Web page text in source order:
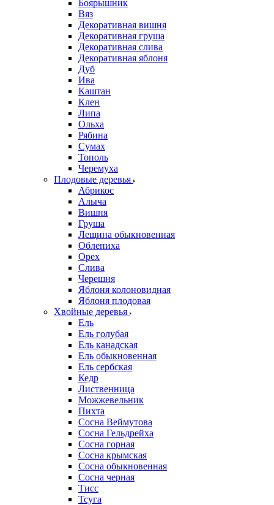
Боярышник
Вяз
Декоративная вишня
Декоративная груша
Декоративная слива
Декоративная яблоня
Дуб
Ива
Каштан
Клен
Липа
Ольха
Рябина
Сумах
Тополь
Черемуха
Плодовые деревья
Абрикос
Алыча
Вишня
Груша
Лещина обыкновенная
Облепиха
Орех
Слива
Черешня
Яблоня колоновидная
Яблоня плодовая
Хвойные деревья
Ель
Ель голубая
Ель канадская
Ель обыкновенная
Ель сербская
Кедр
Лиственница
Можжевельник
Пихта
Сосна Веймутова
Сосна Гельдрейха
Сосна горная
Сосна крымская
Сосна обыкновенная
Сосна черная
Тисс
Тсуга